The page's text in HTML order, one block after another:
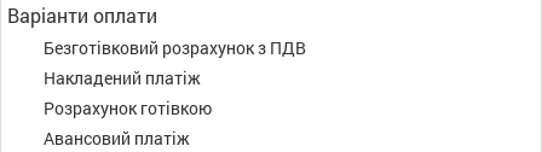
Варіанти оплати
Безготівковий розрахунок з ПДВ
Накладений платіж
Розрахунок готівкою
Авансовий платіж